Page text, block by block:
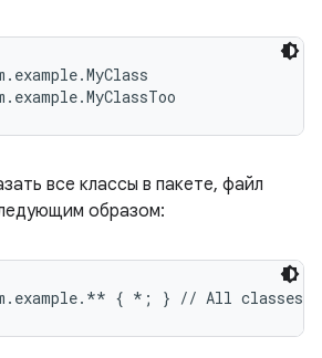
все классы в пакете, файл
образом: